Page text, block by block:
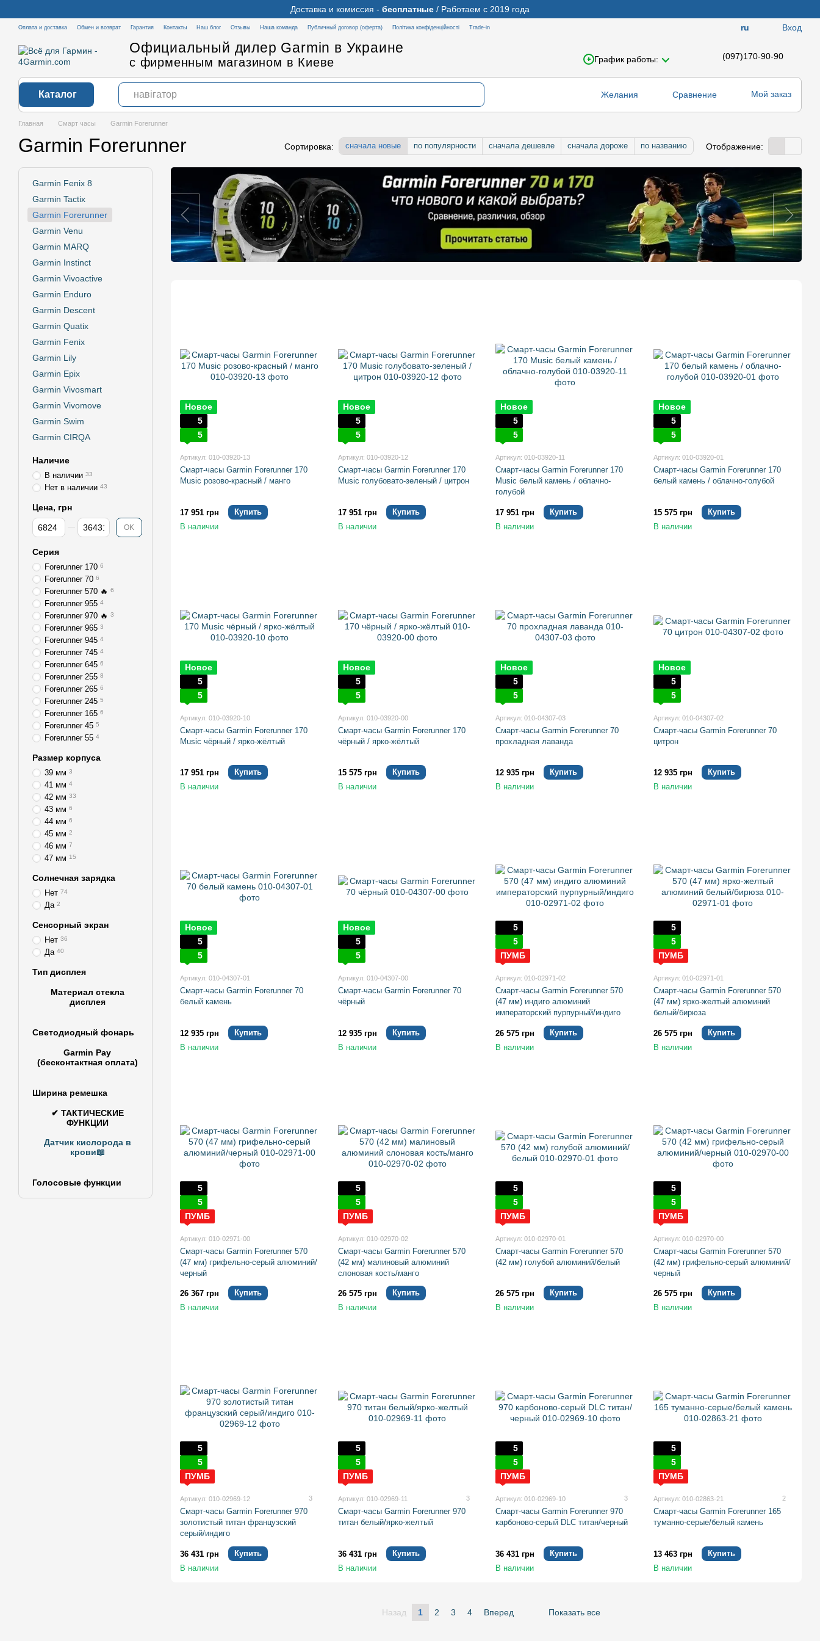
Доставка и комиссия - бесплатные / Работаем с 2019 года
Оплата и доставка Обмен и возврат Гарантия Контакты Наш блог Отзывы Наша команда Публичный договор (оферта) Політика конфіденційності Trade-in ru Вход
Официальный дилер Garmin в Украине
с фирменным магазином в Киеве График работы: (097)170-90-90
Каталог Желания Сравнение Мой заказ
Главная Смарт часы Garmin Forerunner
Garmin Forerunner Сортировка: сначала новые по популярности сначала дешевле сначала дороже по названию Отображение:
Новое
5
5
Артикул: 010-03920-13
Смарт-часы Garmin Forerunner 170
Music розово-красный / манго
17 951 грн
Купить
В наличии
Новое
5
5
Артикул: 010-03920-12
Смарт-часы Garmin Forerunner 170
Music голубовато-зеленый / цитрон
17 951 грн
Купить
В наличии
Новое
5
5
Артикул: 010-03920-11
Смарт-часы Garmin Forerunner 170
Music белый камень / облачно-
голубой
17 951 грн
Купить
В наличии
Новое
5
5
Артикул: 010-03920-01
Смарт-часы Garmin Forerunner 170
белый камень / облачно-голубой
15 575 грн
Купить
В наличии
Новое
5
5
Артикул: 010-03920-10
Смарт-часы Garmin Forerunner 170
Music чёрный / ярко-жёлтый
17 951 грн
Купить
В наличии
Новое
5
5
Артикул: 010-03920-00
Смарт-часы Garmin Forerunner 170
чёрный / ярко-жёлтый
15 575 грн
Купить
В наличии
Новое
5
5
Артикул: 010-04307-03
Смарт-часы Garmin Forerunner 70
прохладная лаванда
12 935 грн
Купить
В наличии
Новое
5
5
Артикул: 010-04307-02
Смарт-часы Garmin Forerunner 70
цитрон
12 935 грн
Купить
В наличии
Новое
5
5
Артикул: 010-04307-01
Смарт-часы Garmin Forerunner 70
белый камень
12 935 грн
Купить
В наличии
Новое
5
5
Артикул: 010-04307-00
Смарт-часы Garmin Forerunner 70
чёрный
12 935 грн
Купить
В наличии
5
5
ПУМБ
Артикул: 010-02971-02
Смарт-часы Garmin Forerunner 570
(47 мм) индиго алюминий
императорский пурпурный/индиго
26 575 грн
Купить
В наличии
5
5
ПУМБ
Артикул: 010-02971-01
Смарт-часы Garmin Forerunner 570
(47 мм) ярко-желтый алюминий
белый/бирюза
26 575 грн
Купить
В наличии
5
5
ПУМБ
Артикул: 010-02971-00
Смарт-часы Garmin Forerunner 570
(47 мм) грифельно-серый алюминий/
черный
26 367 грн
Купить
В наличии
5
5
ПУМБ
Артикул: 010-02970-02
Смарт-часы Garmin Forerunner 570
(42 мм) малиновый алюминий
слоновая кость/манго
26 575 грн
Купить
В наличии
5
5
ПУМБ
Артикул: 010-02970-01
Смарт-часы Garmin Forerunner 570
(42 мм) голубой алюминий/белый
26 575 грн
Купить
В наличии
5
5
ПУМБ
Артикул: 010-02970-00
Смарт-часы Garmin Forerunner 570
(42 мм) грифельно-серый алюминий/
черный
26 575 грн
Купить
В наличии
5
5
ПУМБ
Артикул: 010-02969-12 3
Смарт-часы Garmin Forerunner 970
золотистый титан французский
серый/индиго
36 431 грн
Купить
В наличии
5
5
ПУМБ
Артикул: 010-02969-11 3
Смарт-часы Garmin Forerunner 970
титан белый/ярко-желтый
36 431 грн
Купить
В наличии
5
5
ПУМБ
Артикул: 010-02969-10 3
Смарт-часы Garmin Forerunner 970
карбоново-серый DLC титан/черный
36 431 грн
Купить
В наличии
5
5
ПУМБ
Артикул: 010-02863-21 2
Смарт-часы Garmin Forerunner 165
туманно-серые/белый камень
13 463 грн
Купить
В наличии
Назад 1 2 3 4 Вперед Показать все
Garmin Fenix ​​8
Garmin Tactix
Garmin Forerunner
Garmin Venu
Garmin MARQ
Garmin Instinct
Garmin Vivoactive
Garmin Enduro
Garmin Descent
Garmin Quatix
Garmin Fenix
Garmin Lily
Garmin Epix
Garmin Vivosmart
Garmin Vivomove
Garmin Swim
Garmin CIRQA
Наличие
В наличии 33
Нет в наличии 43
Цена, грн
От Цена, грн
До Цена, грн OK
Серия
Forerunner 170 6
Forerunner 70 6
Forerunner 570 🔥 6
Forerunner 955 4
Forerunner 970 🔥 3
Forerunner 965 3
Forerunner 945 4
Forerunner 745 4
Forerunner 645 6
Forerunner 255 8
Forerunner 265 6
Forerunner 245 5
Forerunner 165 6
Forerunner 45 5
Forerunner 55 4
Размер корпуса
39 мм 3
41 мм 4
42 мм 33
43 мм 6
44 мм 6
45 мм 2
46 мм 7
47 мм 15
Солнечная зарядка
Нет 74
Да 2
Сенсорный экран
Нет 36
Да 40
Тип дисплея
Материал стекла
дисплея
Светодиодный фонарь
Garmin Pay
(бесконтактная оплата)
Ширина ремешка
✔ ТАКТИЧЕСКИЕ
ФУНКЦИИ
Датчик кислорода в
крови📖
Голосовые функции